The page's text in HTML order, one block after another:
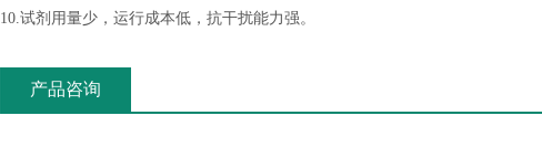
10.试剂用量少，运行成本低，抗干扰能力强。
产品咨询